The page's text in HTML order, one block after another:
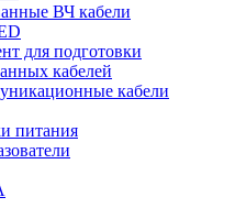
ВЧ кабели
для подготовки
кабелей
кабели
питания